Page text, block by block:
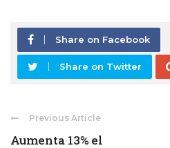
Share on Facebook
Share on Twitter
Previous Article
Aumenta 13% el